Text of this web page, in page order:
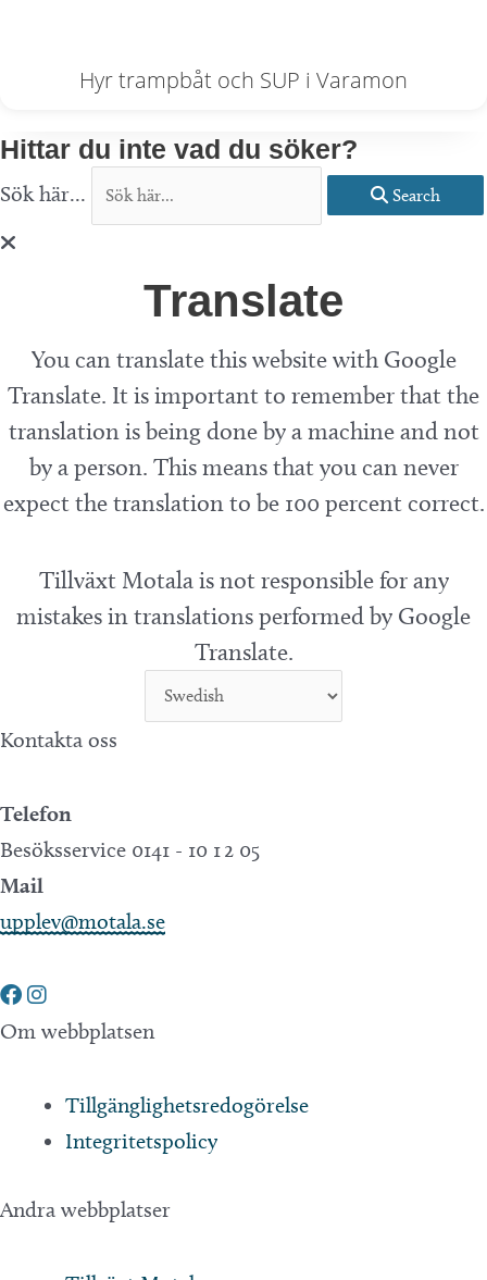
Hyr trampbåt och SUP i Varamon
Hittar du inte vad du söker?
Sök här... Search
Translate
You can translate this website with Google
Translate. It is important to remember that the
translation is being done by a machine and not
by a person. This means that you can never
expect the translation to be 100 percent correct.
Tillväxt Motala is not responsible for any
mistakes in translations performed by Google
Translate.
Kontakta oss
Telefon
Besöksservice 0141 - 10 1 2 05
Mail
upplev@motala.se
Om webbplatsen
Tillgänglighetsredogörelse
Integritetspolicy
Andra webbplatser